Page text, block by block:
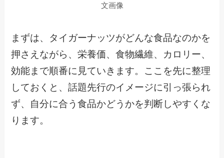
文画像
まずは、タイガーナッツがどんな食品なのかを
押さえながら、栄養価、食物繊維、カロリー、
効能まで順番に見ていきます。ここを先に整理
しておくと、話題先行のイメージに引っ張られ
ず、自分に合う食品かどうかを判断しやすくな
ります。